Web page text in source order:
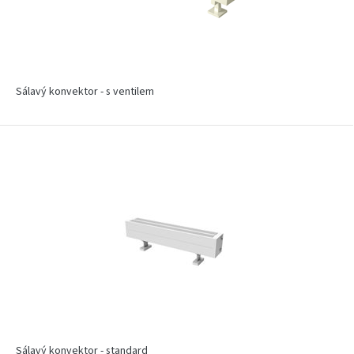
Sálavý konvektor - s ventilem
Sálavý konvektor - standard